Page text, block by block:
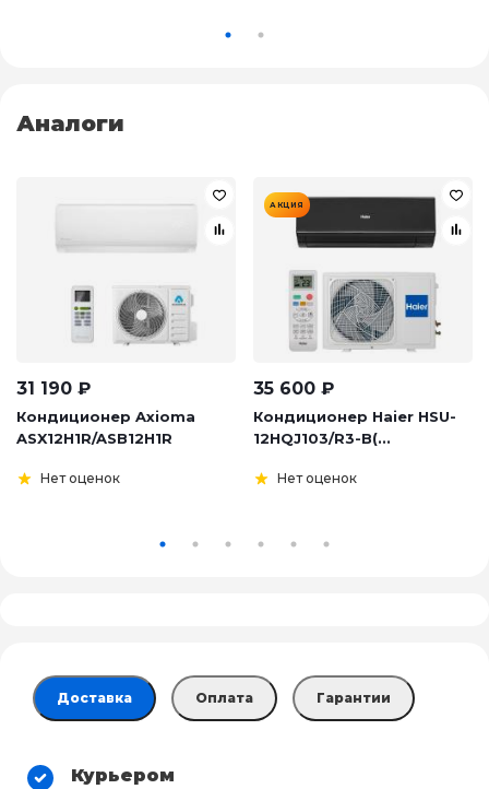
Аналоги
31 190 ₽
Кондиционер Axioma
ASX12H1R/ASB12H1R
Нет оценок
АКЦИЯ
35 600 ₽
Кондиционер Haier HSU-
12HQJ103/R3-B(...
Нет оценок
Доставка Оплата Гарантии
Курьером